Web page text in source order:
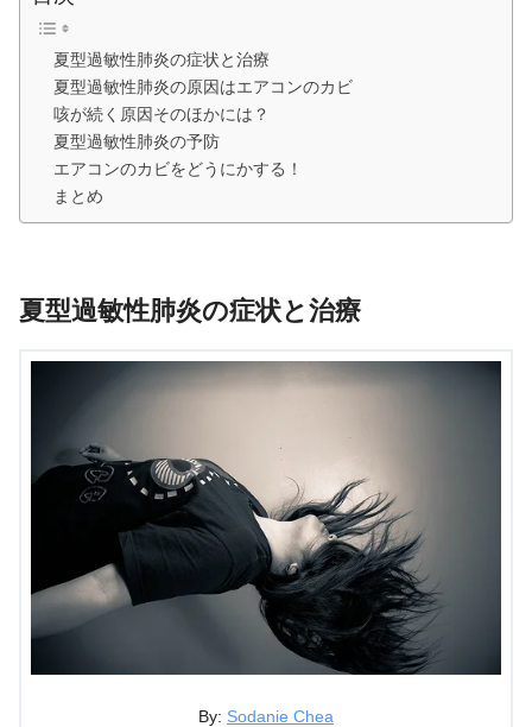
夏型過敏性肺炎の症状と治療
夏型過敏性肺炎の原因はエアコンのカビ
咳が続く原因そのほかには？
夏型過敏性肺炎の予防
エアコンのカビをどうにかする！
まとめ
夏型過敏性肺炎の症状と治療
By: Sodanie Chea